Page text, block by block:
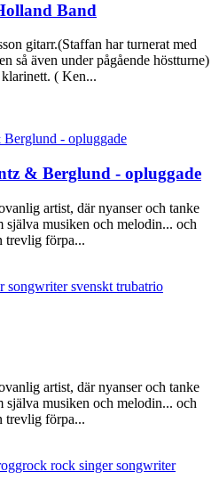
Band
gitarr.(Staffan har turnerat med
så även under pågående höstturne)
( Ken...
& Berglund - opluggade
artist, där nyanser och tanke
musiken och melodin... och
trevlig förpa...
songwritersvenskt trubatrio
artist, där nyanser och tanke
musiken och melodin... och
trevlig förpa...
rock singer songwriter